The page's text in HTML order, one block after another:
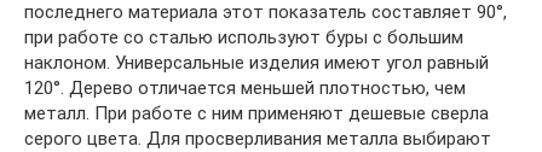
последнего материала этот показатель составляет 90°,
при работе со сталью используют буры с большим
наклоном. Универсальные изделия имеют угол равный
120°. Дерево отличается меньшей плотностью, чем
металл. При работе с ним применяют дешевые сверла
серого цвета. Для просверливания металла выбирают